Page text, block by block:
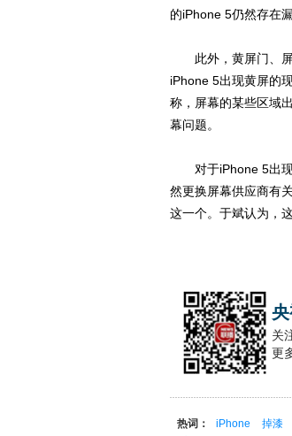
的iPhone 5仍然存在漏
此外，黄屏门、屏
iPhone 5出现黄屏的
称，屏幕的某些区域
幕问题。
对于iPhone 5出现
然更换屏幕供应商有
这一个。于斌认为，
关
更
热词： iPhone 掉漆